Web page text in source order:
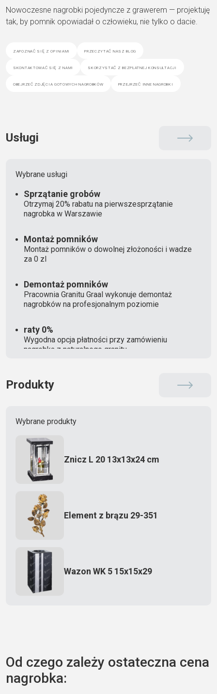
Nowoczesne nagrobki pojedyncze z grawerem — projektuję
tak, by pomnik opowiadał o człowieku, nie tylko o dacie.
zapoznać się z opiniami przeczytać nasz blog
skontaktować się z nami skorzystać z bezpłatnej konsultacji
obejrzeć zdjęcia gotowych nagrobków przejrzeć inne nagrobki
Usługi
Wybrane usługi
Sprzątanie grobów
Otrzymaj 20% rabatu na pierwszesprzątanie
nagrobka w Warszawie
Montaż pomników
Montaż pomników o dowolnej złożoności i wadze
za 0 zl
Demontaż pomników
Pracownia Granitu Graal wykonuje demontaż
nagrobków na profesjonalnym poziomie
raty 0%
Wygodna opcja płatności przy zamówieniu
nagrobka z naturalnego granitu
Produkty
Wybrane produkty
Znicz L 20 13x13x24 cm
Element z brązu 29-351
Wazon WK 5 15x15x29
Książka 2
Od czego zależy ostateczna cena
nagrobka: